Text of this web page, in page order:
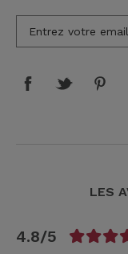
LES
4.8/5